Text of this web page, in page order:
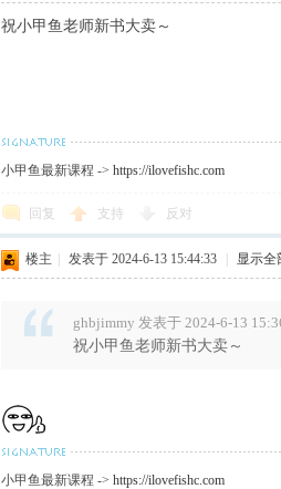
祝小甲鱼老师新书大卖～
小甲鱼最新课程 ->https://ilovefishc.com
回复 支持 反对
楼主 发表于 2024-6-13 15:44:33 显示全
ghbjimmy 发表于 2024-6-13
祝小甲鱼老师新书大卖～
小甲鱼最新课程 ->https://ilovefishc.com